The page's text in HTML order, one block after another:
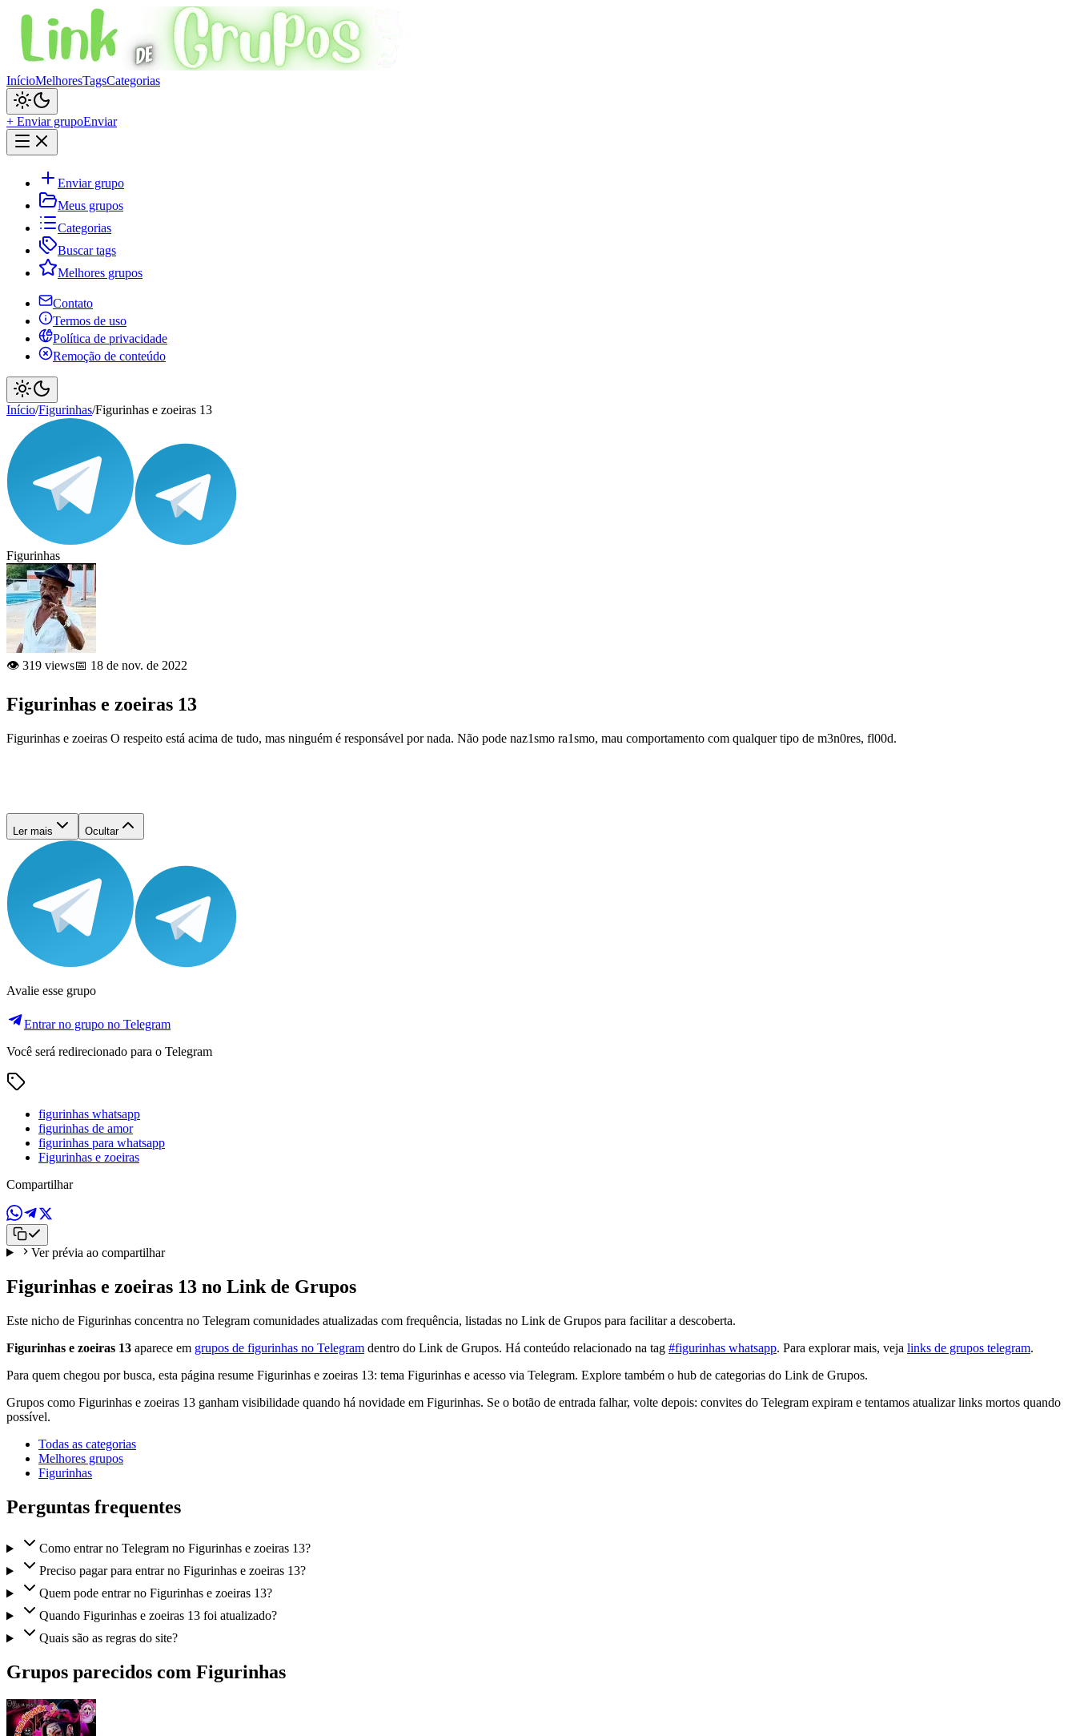
InícioMelhoresTagsCategorias
+ Enviar grupoEnviar
Enviar grupo
Meus grupos
Categorias
Buscar tags
Melhores grupos
Contato
Termos de uso
Política de privacidade
Remoção de conteúdo
Início/Figurinhas/Figurinhas e zoeiras 13
Figurinhas
👁️ 319 views📅 18 de nov. de 2022
Figurinhas e zoeiras 13
Figurinhas e zoeiras O respeito está acima de tudo, mas ninguém é responsável por nada. Não pode naz1smo ra1smo, mau comportamento com qualquer tipo de m3n0res, fl00d.
Ler mais Ocultar
Avalie esse grupo
Entrar no grupo no Telegram
Você será redirecionado para o Telegram
figurinhas whatsapp
figurinhas de amor
figurinhas para whatsapp
Figurinhas e zoeiras
Compartilhar
Ver prévia ao compartilhar
Figurinhas e zoeiras 13 no Link de Grupos
Este nicho de Figurinhas concentra no Telegram comunidades atualizadas com frequência, listadas no Link de Grupos para facilitar a descoberta.
Figurinhas e zoeiras 13 aparece em grupos de figurinhas no Telegram dentro do Link de Grupos. Há conteúdo relacionado na tag #figurinhas whatsapp. Para explorar mais, veja links de grupos telegram.
Para quem chegou por busca, esta página resume Figurinhas e zoeiras 13: tema Figurinhas e acesso via Telegram. Explore também o hub de categorias do Link de Grupos.
Grupos como Figurinhas e zoeiras 13 ganham visibilidade quando há novidade em Figurinhas. Se o botão de entrada falhar, volte depois: convites do Telegram expiram e tentamos atualizar links mortos quando
possível.
Todas as categorias
Melhores grupos
Figurinhas
Perguntas frequentes
Como entrar no Telegram no Figurinhas e zoeiras 13?
Preciso pagar para entrar no Figurinhas e zoeiras 13?
Quem pode entrar no Figurinhas e zoeiras 13?
Quando Figurinhas e zoeiras 13 foi atualizado?
Quais são as regras do site?
Grupos parecidos com Figurinhas